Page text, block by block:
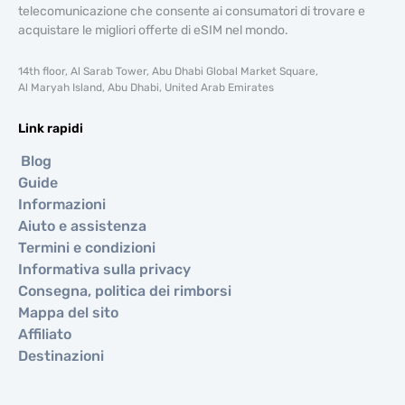
telecomunicazione che consente ai consumatori di trovare e
acquistare le migliori offerte di eSIM nel mondo.
14th floor, Al Sarab Tower, Abu Dhabi Global Market Square,
Al Maryah Island, Abu Dhabi, United Arab Emirates
Link rapidi
Blog
Guide
Informazioni
Aiuto e assistenza
Termini e condizioni
Informativa sulla privacy
Consegna, politica dei rimborsi
Mappa del sito
Affiliato
Destinazioni